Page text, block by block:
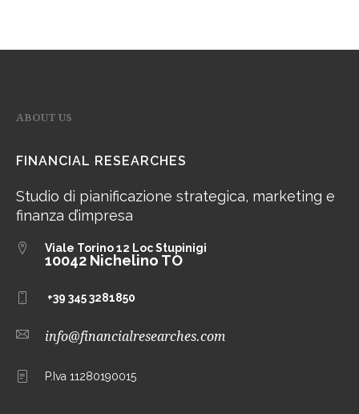
ABOUT US
FINANCIAL RESEARCHES
Studio di pianificazione strategica, marketing e
finanza d’impresa
Viale Torino 12 Loc Stupinigi
10042 Nichelino TO
+39 345 3281850
info@financialresearches.com
P.Iva 11280190015